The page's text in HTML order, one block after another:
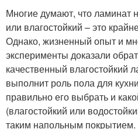
Многие думают, что ламинат
или влагостойкий – это
Однако, жизненный опыт и
эксперименты доказали
качественный влагостойкий
выполнит роль пола для
правильно его выбрать и
(влагостойкий или
таким напольным покрытием.